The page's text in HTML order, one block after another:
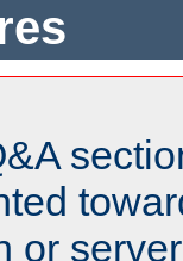
or